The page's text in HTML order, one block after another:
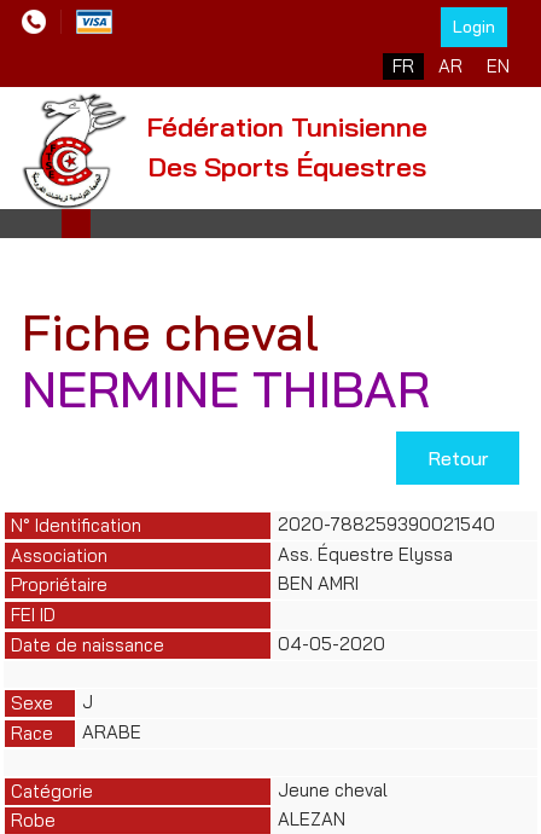
Login
Sélectionnez votre
FR AR EN
Fédération Tunisienne
Des Sports Équestres
Fiche cheval
NERMINE THIBAR
Retour
N° Identification
2020-788259390021540
Association
Ass. Équestre Elyssa
Propriétaire
BEN AMRI
FEI ID
Date de naissance
04-05-2020
Sexe
J
Race
ARABE
Catégorie
Jeune cheval
Robe
ALEZAN